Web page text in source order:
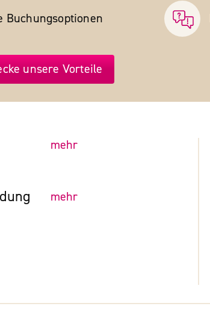
Buchungs­optionen
unsere Vorteile
mehr
mehr